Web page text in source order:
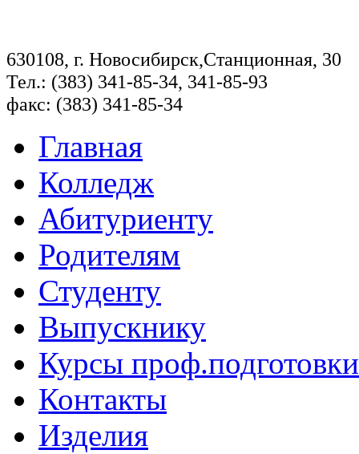
630108, г. Новосибирск,Станционная, 30
Тел.: (383) 341-85-34, 341-85-93
факс: (383) 341-85-34
Главная
Колледж
Абитуриенту
Родителям
Студенту
Выпускнику
Курсы проф.подготовки
Контакты
Изделия